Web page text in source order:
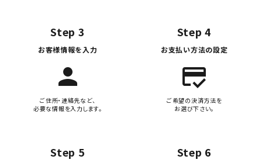
Step 3
お客様情報を入力
person
ご住所・連絡先など、
必要な情報を入力します。
Step 4
お支払い方法の設定
credit_score
ご希望の決済方法を
お選び下さい。
Step 5 Step 6